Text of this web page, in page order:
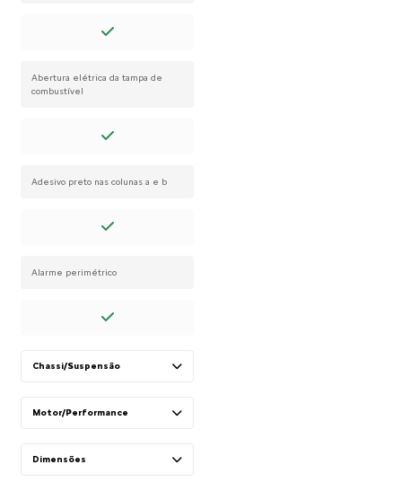
Abertura elétrica da tampa de
combustível
Adesivo preto nas colunas a e b
Alarme perimétrico
Chassi/Suspensão
Motor/Performance
Dimensões